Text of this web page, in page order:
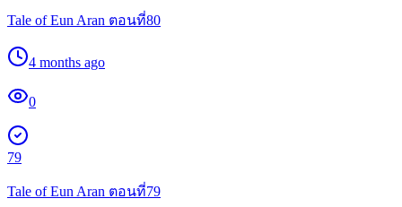
Tale of Eun Aran ตอนที่80
4 months ago
0
79
Tale of Eun Aran ตอนที่79